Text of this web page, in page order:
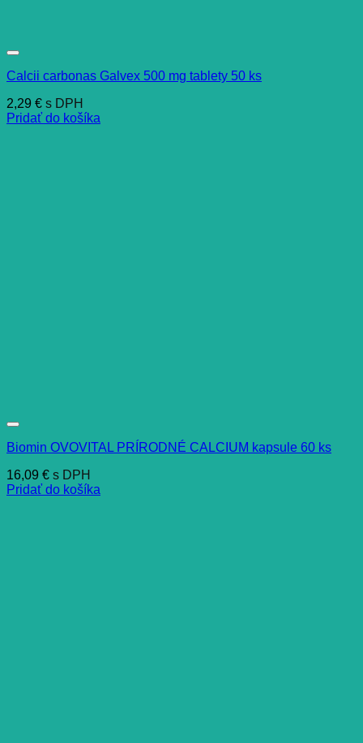
Calcii carbonas Galvex 500 mg tablety 50 ks
2,29 € s DPH
Pridať do košíka
Biomin OVOVITAL PRÍRODNÉ CALCIUM kapsule 60 ks
16,09 € s DPH
Pridať do košíka